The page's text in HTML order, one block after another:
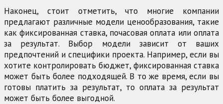
Наконец, стоит отметить, что многие компании
предлагают различные модели ценообразования, такие
как фиксированная ставка, почасовая оплата или оплата
за результат. Выбор модели зависит от ваших
предпочтений и специфики проекта. Например, если вы
хотите контролировать бюджет, фиксированная ставка
может быть более подходящей. В то же время, если вы
готовы платить за результат, то оплата за результат
может быть более выгодной.